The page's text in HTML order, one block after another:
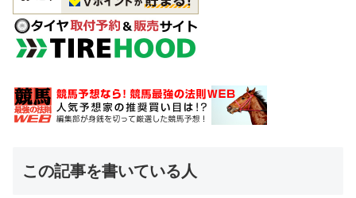
この記事を書いている人